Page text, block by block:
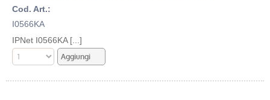
Cod. Art.:
I0566KA
IPNet I0566KA [...]